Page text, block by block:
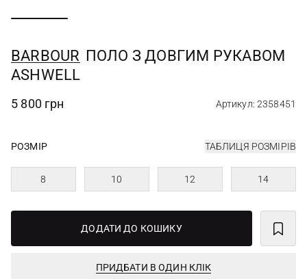
BARBOUR ПОЛО З ДОВГИМ РУКАВОМ
ASHWELL
5 800 грн Артикул: 2358451
РОЗМІР ТАБЛИЦЯ РОЗМІРІВ
8 10 12 14
ДОДАТИ ДО КОШИКУ
ПРИДБАТИ В ОДИН КЛІК